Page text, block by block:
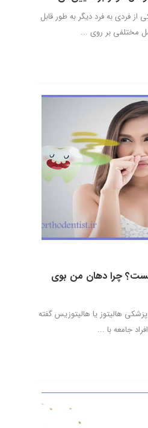
فردی به فرد دیگر به طور قابل
مختلفی بر روی ...
چرا دهان من بوی
هالیتوز یا هالیتوزیس گفته